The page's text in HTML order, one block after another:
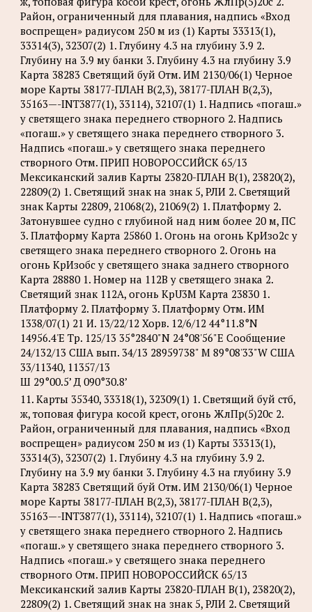
Район, ограниченный для плавания, надпись «Вход
воспрещен» радиусом 250 м из (1) Карты 33313(1),
33314(3), 32307(2) 1. Глубину 4.3 на глубину 3.9 2.
Глубину на 3.9 му банки 3. Глубину 4.3 на глубину 3.9
Карта 38283 Светящий буй Отм. ИМ 2130/06(1) Черное
море Карты 38177-ПЛАН B(2,3), 38177-ПЛАН B(2,3),
35163—-INT3877(1), 33114), 32107(1) 1. Надпись «погаш.»
у светящего знака переднего створного 2. Надпись
«погаш.» у светящего знака переднего створного 3.
Надпись «погаш.» у светящего знака переднего
створного Отм. ПРИП НОВОРОССИЙСК 65/13
Мексиканский залив Карты 23820-ПЛАН B(1), 23820(2),
22809(2) 1. Светящий знак на знак 5, РЛИ 2. Светящий
знак Карты 22809, 21068(2), 21069(2) 1. Платформу 2.
Затонувшее судно с глубиной над ним более 20 м, ПС
3. Платформу Карта 25860 1. Огонь на огонь КрИзо2с у
светящего знака переднего створного 2. Огонь на
огонь КрИзобс у светящего знака заднего створного
Карта 28880 1. Номер на 112B у светящего знака 2.
Светящий знак 112A, огонь KpU3M Карта 23830 1.
Платформу 2. Платформу 3. Платформу Отм. ИМ
1338/07(1) 21 И. 13/22/12 Хорв. 12/6/12 44°11.8°N
14956.4'Е Tp. 125/13 35°2840"N 24°08'56"Е Сообщение
24/132/13 США вып. 34/13 28959738" М 89°08'33"W США
33/11340, 11357/13
Ш 29°00.5’ Д 090°30.8’
11. Карты 35340, 33318(1), 32309(1) 1. Светящий буй стб,
ж, топовая фигура косой крест, огонь ЖлПр(5)20с 2.
Район, ограниченный для плавания, надпись «Вход
воспрещен» радиусом 250 м из (1) Карты 33313(1),
33314(3), 32307(2) 1. Глубину 4.3 на глубину 3.9 2.
Глубину на 3.9 му банки 3. Глубину 4.3 на глубину 3.9
Карта 38283 Светящий буй Отм. ИМ 2130/06(1) Черное
море Карты 38177-ПЛАН B(2,3), 38177-ПЛАН B(2,3),
35163—-INT3877(1), 33114), 32107(1) 1. Надпись «погаш.»
у светящего знака переднего створного 2. Надпись
«погаш.» у светящего знака переднего створного 3.
Надпись «погаш.» у светящего знака переднего
створного Отм. ПРИП НОВОРОССИЙСК 65/13
Мексиканский залив Карты 23820-ПЛАН B(1), 23820(2),
22809(2) 1. Светящий знак на знак 5, РЛИ 2. Светящий